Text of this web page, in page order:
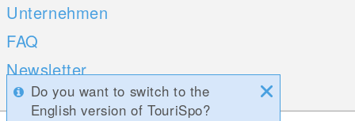
Unternehmen
FAQ
Newsletter
Umfragen
Do you want to switch to the
English version of TouriSpo?